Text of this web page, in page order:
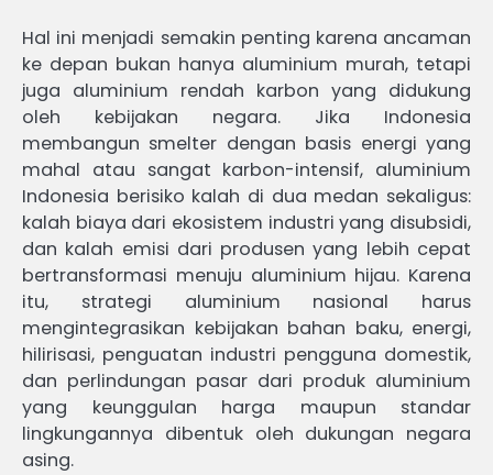
Hal ini menjadi semakin penting karena ancaman
ke depan bukan hanya aluminium murah, tetapi
juga aluminium rendah karbon yang didukung
oleh kebijakan negara. Jika Indonesia
membangun smelter dengan basis energi yang
mahal atau sangat karbon-intensif, aluminium
Indonesia berisiko kalah di dua medan sekaligus:
kalah biaya dari ekosistem industri yang disubsidi,
dan kalah emisi dari produsen yang lebih cepat
bertransformasi menuju aluminium hijau. Karena
itu, strategi aluminium nasional harus
mengintegrasikan kebijakan bahan baku, energi,
hilirisasi, penguatan industri pengguna domestik,
dan perlindungan pasar dari produk aluminium
yang keunggulan harga maupun standar
lingkungannya dibentuk oleh dukungan negara
asing.